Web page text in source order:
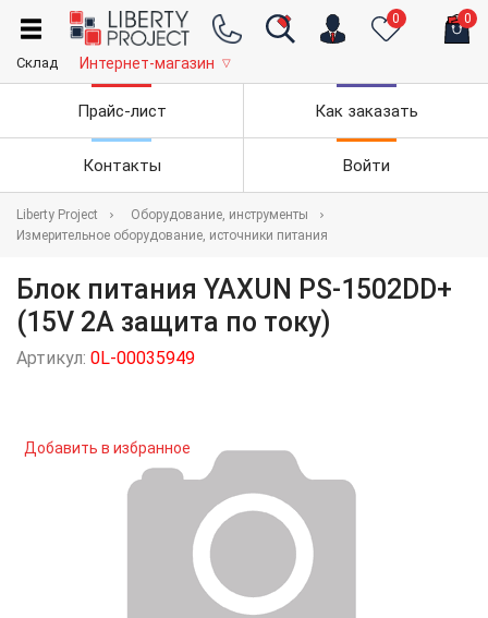
0 0
Склад Интернет-магазин ▽
Прайс-лист Как заказать
Контакты Войти
Liberty Project
Оборудование, инструменты
Измерительное оборудование, источники питания
Блок питания YAXUN PS-1502DD+
(15V 2A защита по току)
Артикул: 0L-00035949
Добавить в избранное